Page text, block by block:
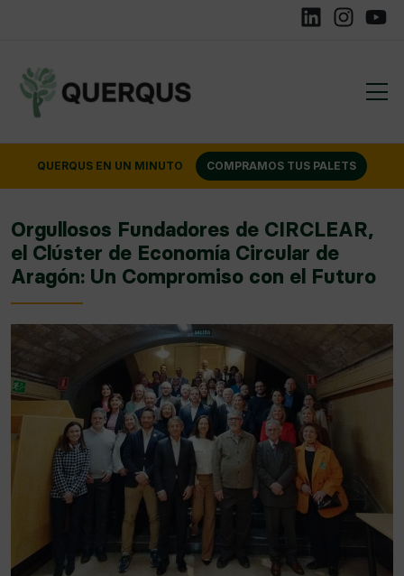
LinkedinInstagram
QUERQUS EN UN MINUTO COMPRAMOS TUS PALETS
Orgullosos Fundadores de CIRCLEAR,
el Clúster de Economía Circular de
Aragón: Un Compromiso con el Futuro